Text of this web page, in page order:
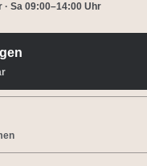
· Sa 09:00–14:00 Uhr